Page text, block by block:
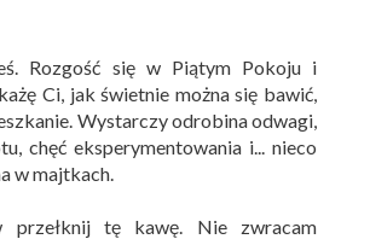
Rozgość się w Piątym Pokoju i
Ci, jak świetnie można się bawić,
Wystarczy odrobina odwagi,
chęć eksperymentowania i... nieco
w majtkach.
przełknij tę kawę. Nie zwracam